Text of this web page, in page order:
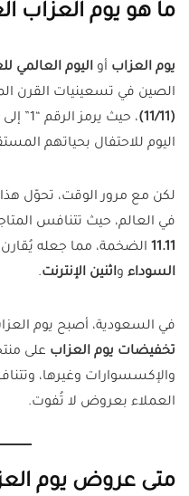
ما هو يوم العزاب
يوم العزاب أو اليوم العالمي
الصين في تسعينيات القرن
(11/11)
، حيث
اليوم للاحتفال بحياتهم
لكن مع مرور الوقت، تحوّل هذا
في العالم، حيث تتنافس
11.11 الضخمة، مما جعله
السوداء واثنين الإنترنت.
في السعودية، أصبح يوم
تخفيضات يوم العزاب على
والإكسسوارات وغيرها،
العملاء بعروض لا تُفوت.
متى عروض يوم العزاب